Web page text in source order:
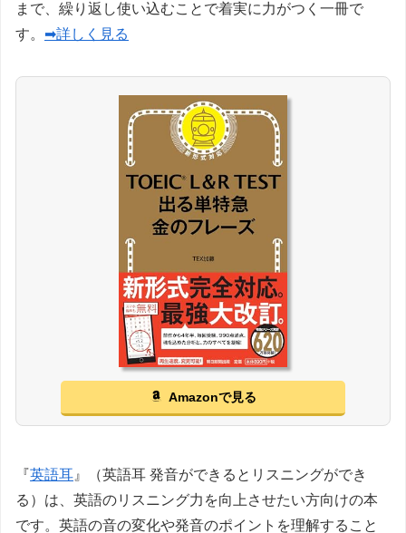
まで、繰り返し使い込むことで着実に力がつく一冊で
す。 ➡詳しく見る
Amazonで見る
『英語耳 』（英語耳 発音ができるとリスニングができ
る）は、英語のリスニング力を向上させたい方向けの本
です。英語の音の変化や発音のポイントを理解すること